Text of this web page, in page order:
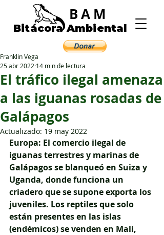
BAM
Bitácora Ambiental
El tráfico ilegal amenaza
a las iguanas rosadas de
Galápagos
Franklin Vega
25 abr 2022 14 min de lectura
Actualizado: 19 may 2022
Europa: El comercio ilegal de
iguanas terrestres y marinas de
Galápagos se blanqueó en Suiza y
Uganda, donde funciona un
criadero que se supone exporta los
juveniles. Los reptiles que solo
están presentes en las islas
(endémicos) se venden en Mali,